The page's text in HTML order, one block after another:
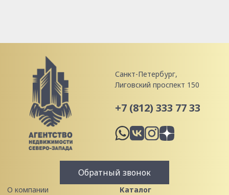
Санкт-Петербург,
Лиговский проспект 150
+7 (812) 333 77 33
Обратный звонок
О компании
Каталог